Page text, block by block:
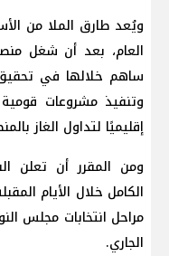
ويُعد طارق الملا من
العام، بعد أن شغل
ساهم خلالها في تحقيق
وتنفيذ مشروعات
إقليميًا لتداول الغاز
ومن المقرر أن تعلن
الكامل خلال الأيام
مراحل انتخابات مجلس
الجاري.